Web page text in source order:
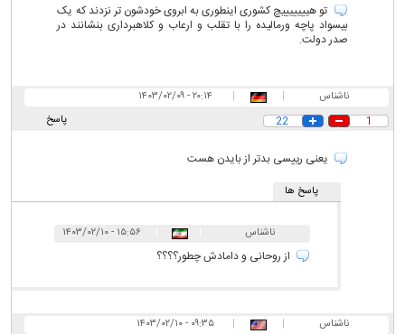
تو هیییییییچ کشوری اینطوری به ابروی خودشون تر نزدند که یک
بیسواد پاچه ورمالیده را با تقلب و ارعاب و کلاهبرداری بنشانند در
صدر دولت.
ناشناس |
|
۲۰:۱۴ - ۱۴۰۳/۰۲/۰۹
پاسخ
1
22
یعنی رییسی بدتر از بایدن هست
پاسخ ها
ناشناس ۱۵:۵۶ - ۱۴۰۳/۰۲/۱۰
از روحانی و دامادش چطور؟؟؟؟
ناشناس |
|
۰۹:۳۵ - ۱۴۰۳/۰۲/۱۰